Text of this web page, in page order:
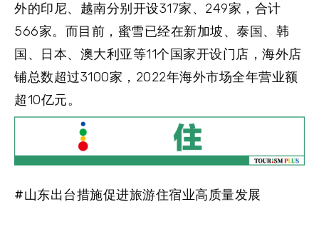
外的印尼、越南分别开设317家、249家，合计
566家。而目前，蜜雪已经在新加坡、泰国、韩
国、日本、澳大利亚等11个国家开设门店，海外店
铺总数超过3100家，2022年海外市场全年营业额
超10亿元。
#山东出台措施促进旅游住宿业高质量发展